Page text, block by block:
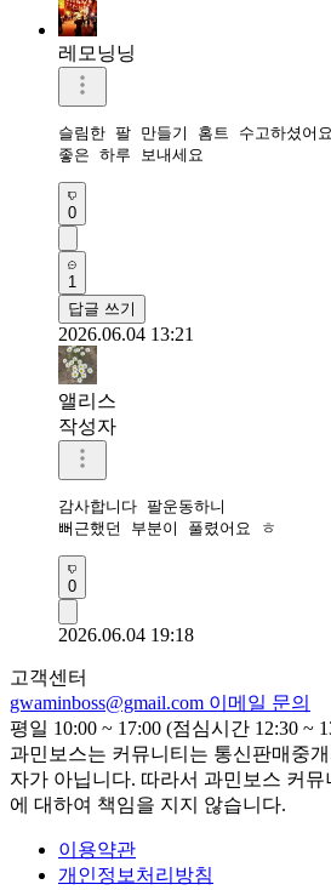
레모닝닝
슬림한 팔 만들기 홈트 수고하셨어
좋은 하루 보내세요
0
1
답글 쓰기
2026.06.04 13:21
앨리스
작성자
감사합니다 팔운동하니
뻐근했던 부분이 풀렸어요 ㅎ
0
2026.06.04 19:18
고객센터
gwaminboss@gmail.com 이메일 문의
평일 10:00 ~ 17:00 (점심시간 12:30 ~
과민보스는 커뮤니티는 통신판매중
자가 아닙니다. 따라서 과민보스 커
에 대하여 책임을 지지 않습니다.
이용약관
개인정보처리방침